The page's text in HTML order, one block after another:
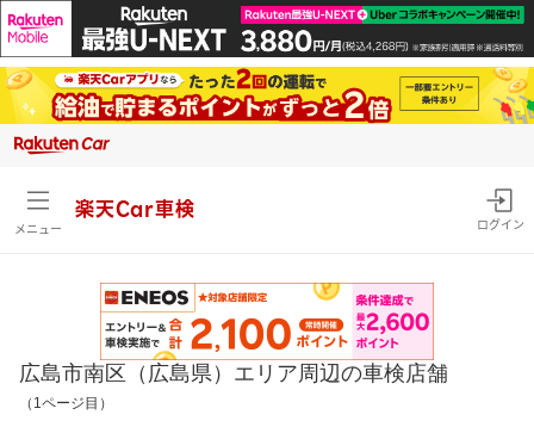
メニュー
楽天Car車検
ログイン
広島市南区（広島県）エリア周辺の車検店舗
（1ページ目）